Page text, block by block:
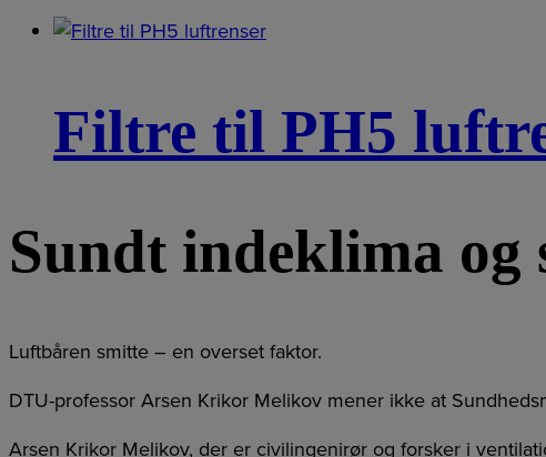
Filtre til PH5
Sundt indeklima og
Luftbåren smitte – en overset faktor.
DTU-professor Arsen Krikor Melikov mener ikke at
Arsen Krikor Melikov, der er civilingenirør og forsker i